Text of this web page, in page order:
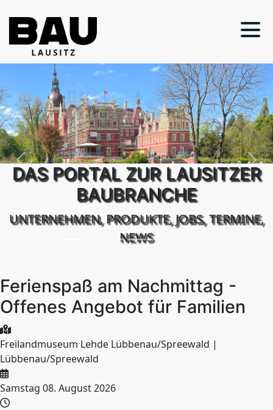
DAS PORTAL ZUR LAUSITZER
BAUBRANCHE
UNTERNEHMEN, PRODUKTE, JOBS, TERMINE,
NEWS
Previous Next
Ferienspaß am Nachmittag -
Offenes Angebot für Familien
Freilandmuseum Lehde Lübbenau/Spreewald |
Lübbenau/Spreewald
Samstag 08. August 2026